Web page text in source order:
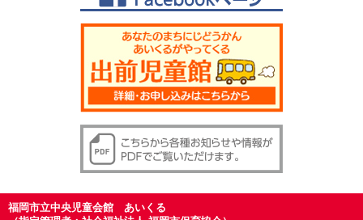
福岡市立中央児童会館 あいくる